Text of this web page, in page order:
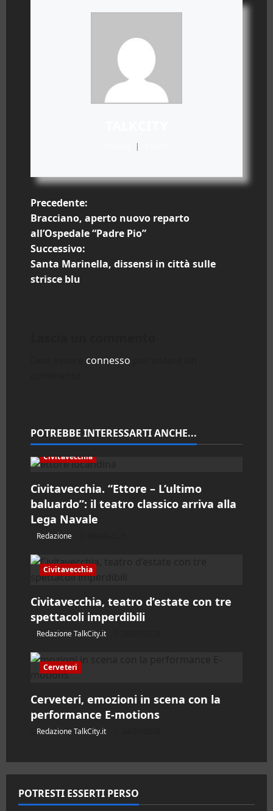
|
N
a
v
i
n
e
a
r
t
i
c
o
o
Precedente:
Bracciano, aperto nuovo reparto
all’Ospedale “Padre Pio”
Successivo:
Santa Marinella, dissensi in città sulle
strisce blu
connesso
POTREBBE INTERESSARTI ANCHE...
Civitavecchia
Civitavecchia. “Ettore – L’ultimo
baluardo”: il teatro classico arriva alla
Lega Navale
Redazione
Civitavecchia
Civitavecchia, teatro d’estate con tre
spettacoli imperdibili
Redazione TalkCity.it
Cerveteri
Cerveteri, emozioni in scena con la
performance E-motions
Redazione TalkCity.it
POTRESTI ESSERTI PERSO